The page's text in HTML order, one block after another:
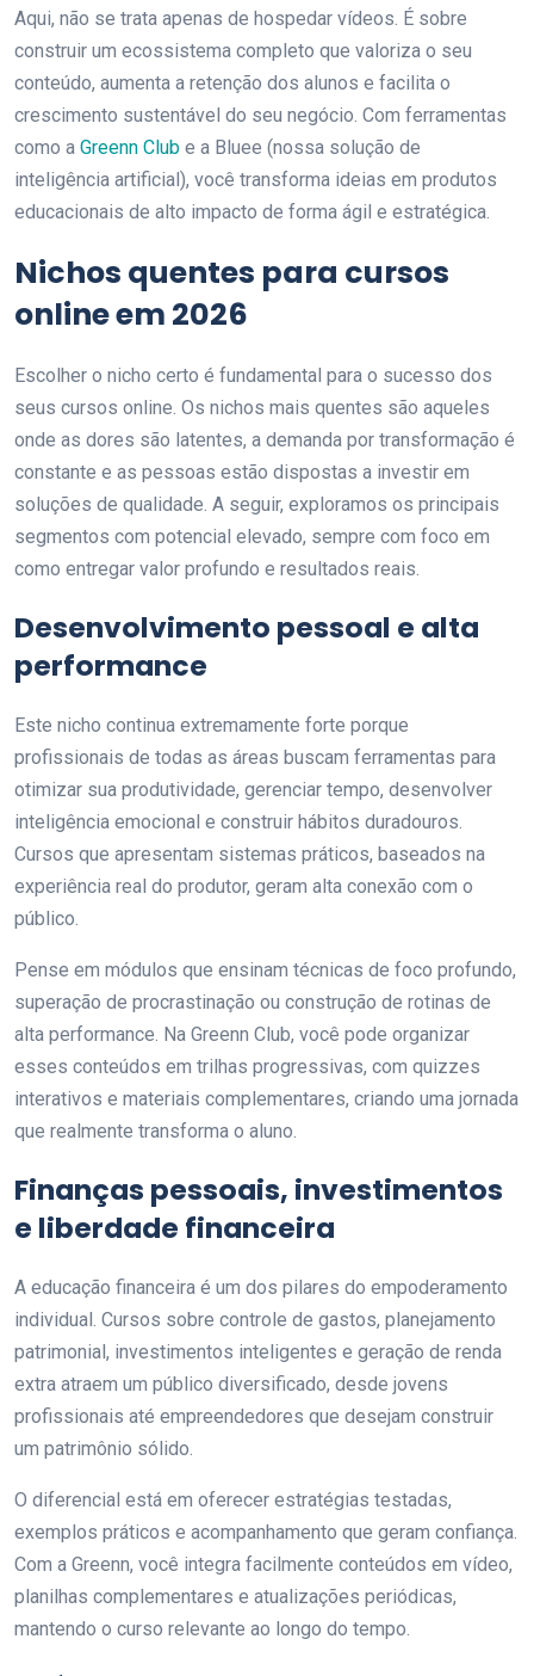
Aqui, não se trata apenas de hospedar vídeos. É sobre
construir um ecossistema completo que valoriza o seu
conteúdo, aumenta a retenção dos alunos e facilita o
crescimento sustentável do seu negócio. Com ferramentas
como a Greenn Club e a Bluee (nossa solução de
inteligência artificial), você transforma ideias em produtos
educacionais de alto impacto de forma ágil e estratégica.
Nichos quentes para cursos
online em 2026
Escolher o nicho certo é fundamental para o sucesso dos
seus cursos online. Os nichos mais quentes são aqueles
onde as dores são latentes, a demanda por transformação é
constante e as pessoas estão dispostas a investir em
soluções de qualidade. A seguir, exploramos os principais
segmentos com potencial elevado, sempre com foco em
como entregar valor profundo e resultados reais.
Desenvolvimento pessoal e alta
performance
Este nicho continua extremamente forte porque
profissionais de todas as áreas buscam ferramentas para
otimizar sua produtividade, gerenciar tempo, desenvolver
inteligência emocional e construir hábitos duradouros.
Cursos que apresentam sistemas práticos, baseados na
experiência real do produtor, geram alta conexão com o
público.
Pense em módulos que ensinam técnicas de foco profundo,
superação de procrastinação ou construção de rotinas de
alta performance. Na Greenn Club, você pode organizar
esses conteúdos em trilhas progressivas, com quizzes
interativos e materiais complementares, criando uma jornada
que realmente transforma o aluno.
Finanças pessoais, investimentos
e liberdade financeira
A educação financeira é um dos pilares do empoderamento
individual. Cursos sobre controle de gastos, planejamento
patrimonial, investimentos inteligentes e geração de renda
extra atraem um público diversificado, desde jovens
profissionais até empreendedores que desejam construir
um patrimônio sólido.
O diferencial está em oferecer estratégias testadas,
exemplos práticos e acompanhamento que geram confiança.
Com a Greenn, você integra facilmente conteúdos em vídeo,
planilhas complementares e atualizações periódicas,
mantendo o curso relevante ao longo do tempo.